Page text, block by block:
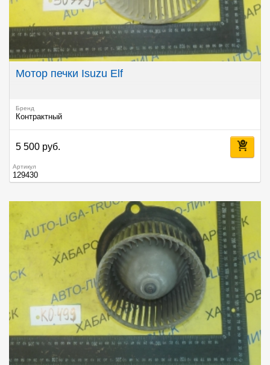
Мотор печки Isuzu Elf
Бренд
Контрактный
5 500 руб.
Артикул
129430